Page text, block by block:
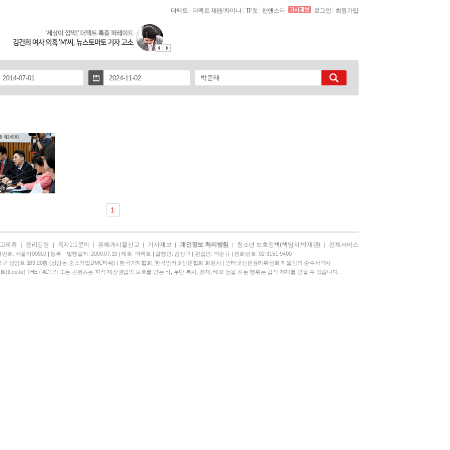
더팩트 더팩트 재팬/차이나 TF컷 팬앤스타 로그인 회원가입
1
제휴 | 윤리강령 | 독자1:1문의 | 유해게시물신고 | 기사제보 | 개인정보 처리방침 | 청소년 보호정책(책임자:박재관) | 전체서비스
호: 서울아00910 | 등록ㆍ발행일자: 2009.07.13 | 제호: 더팩트 | 발행인: 김상규 | 편집인: 박순규 | 전화번호: 02-3151-9400
구 성암로 189 20층 (상암동,중소기업DMC타워) | 한국기자협회, 한국인터넷신문협회 회원사 | 인터넷신문윤리위원회 자율심의 준수서약사
(tf.co.kr) THE FACT의 모든 콘텐츠는 지적 재산권법의 보호를 받는 바, 무단 복사, 전재, 배포 등을 하는 행위는 법적 제재를 받을 수 있습니다.